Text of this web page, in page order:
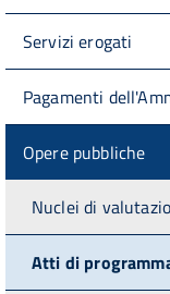
Servizi erogati
Pagamenti
Opere pubbliche
Nuclei di
Atti di